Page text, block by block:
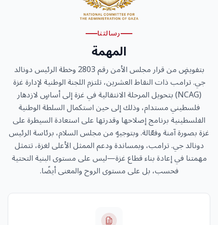
رسالتنا
المهمة
بتفويضٍ من قرار مجلس الأمن رقم 2803 وخطة الرئيس دونالد
جي. ترامب ذات النقاط العشرين، تلتزم اللجنة الوطنية لإدارة غزة
(NCAG) بتحويل المرحلة الانتقالية في غزة إلى أساسٍ لازدهار
فلسطيني مستدام، وذلك إلى حين استكمال السلطة الوطنية
الفلسطينية برنامج إصلاحها وقدرتها على استعادة السيطرة على
غزة بصورة آمنة وفعّالة. وبتوجيهٍ من مجلس السلام، برئاسة الرئيس
دونالد جي. ترامب، وبمساندة ودعم الممثل الأعلى لغزة، تتمثل
مهمتنا في إعادة بناء قطاع غزة—ليس على مستوى البنية التحتية
فحسب، بل على مستوى الروح والمعنى أيضًا.